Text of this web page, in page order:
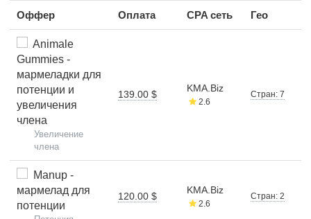
Оффер Оплата CPA сеть Гео
Animale
Gummies -
мармеладки для
потенции и
увеличения
члена
Увеличение
члена
139.00 $
KMA.Biz
2.6
Стран: 7
Manup -
мармелад для
потенции
120.00 $
KMA.Biz
2.6
Стран: 2